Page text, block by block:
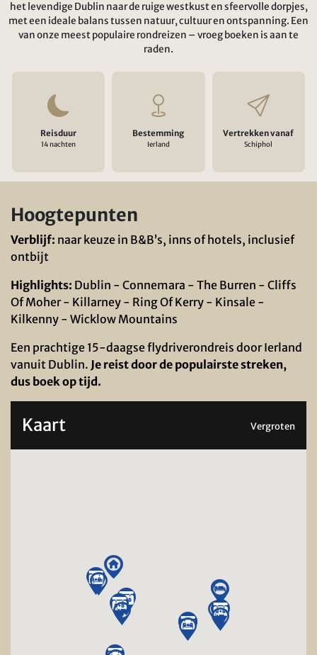
het levendige Dublin naar de ruige westkust en sfeervolle dorpjes,
met een ideale balans tussen natuur, cultuur en ontspanning. Een
van onze meest populaire rondreizen – vroeg boeken is aan te
raden.
Reisduur
14 nachten
Bestemming
Ierland
Vertrekken vanaf
Schiphol
Hoogtepunten
Verblijf: naar keuze in B&B’s, inns of hotels, inclusief
ontbijt
Highlights: Dublin - Connemara - The Burren - Cliffs
Of Moher - Killarney - Ring Of Kerry - Kinsale -
Kilkenny - Wicklow Mountains
Een prachtige 15-daagse flydriverondreis door Ierland
vanuit Dublin. Je reist door de populairste streken,
dus boek op tijd.
Kaart Vergroten